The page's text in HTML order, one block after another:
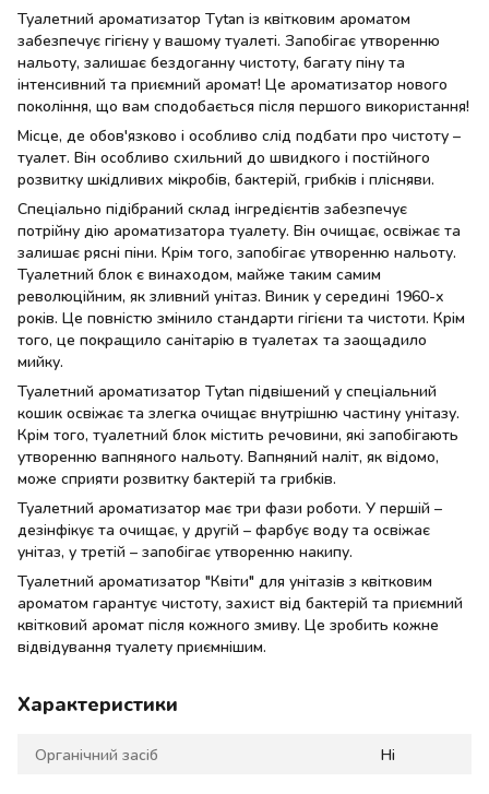
Туалетний ароматизатор Tytan із квітковим ароматом
забезпечує гігієну у вашому туалеті. Запобігає утворенню
нальоту, залишає бездоганну чистоту, багату піну та
інтенсивний та приємний аромат! Це ароматизатор нового
покоління, що вам сподобається після першого використання!
Місце, де обов'язково і особливо слід подбати про чистоту –
туалет. Він особливо схильний до швидкого і постійного
розвитку шкідливих мікробів, бактерій, грибків і плісняви.
Спеціально підібраний склад інгредієнтів забезпечує
потрійну дію ароматизатора туалету. Він очищає, освіжає та
залишає рясні піни. Крім того, запобігає утворенню нальоту.
Туалетний блок є винаходом, майже таким самим
революційним, як зливний унітаз. Виник у середині 1960-х
років. Це повністю змінило стандарти гігієни та чистоти. Крім
того, це покращило санітарію в туалетах та заощадило
мийку.
Туалетний ароматизатор Tytan підвішений у спеціальний
кошик освіжає та злегка очищає внутрішню частину унітазу.
Крім того, туалетний блок містить речовини, які запобігають
утворенню вапняного нальоту. Вапняний наліт, як відомо,
може сприяти розвитку бактерій та грибків.
Туалетний ароматизатор має три фази роботи. У першій –
дезінфікує та очищає, у другій – фарбує воду та освіжає
унітаз, у третій – запобігає утворенню накипу.
Туалетний ароматизатор "Квіти" для унітазів з квітковим
ароматом гарантує чистоту, захист від бактерій та приємний
квітковий аромат після кожного змиву. Це зробить кожне
відвідування туалету приємнішим.
Характеристики
Органічний засіб Ні